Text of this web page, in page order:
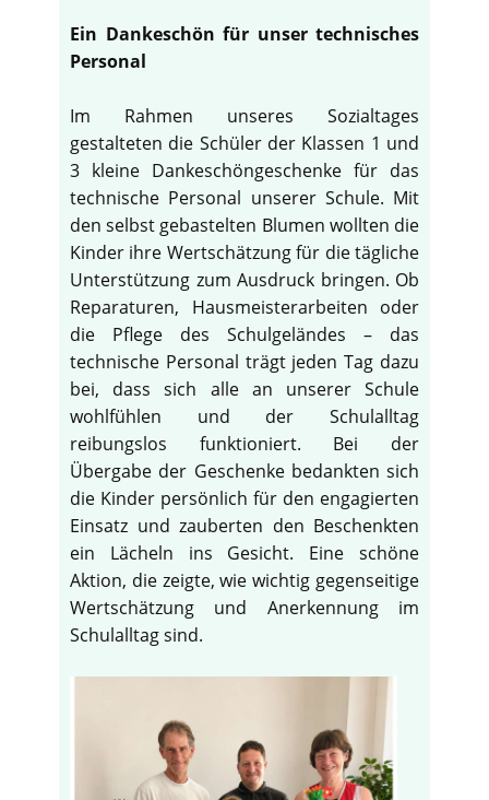
Ein Dankeschön für unser technisches
Personal
Im Rahmen unseres Sozialtages
gestalteten die Schüler der Klassen 1 und
3 kleine Dankeschöngeschenke für das
technische Personal unserer Schule. Mit
den selbst gebastelten Blumen wollten die
Kinder ihre Wertschätzung für die tägliche
Unterstützung zum Ausdruck bringen. Ob
Reparaturen, Hausmeisterarbeiten oder
die Pflege des Schulgeländes – das
technische Personal trägt jeden Tag dazu
bei, dass sich alle an unserer Schule
wohlfühlen und der Schulalltag
reibungslos funktioniert. Bei der
Übergabe der Geschenke bedankten sich
die Kinder persönlich für den engagierten
Einsatz und zauberten den Beschenkten
ein Lächeln ins Gesicht. Eine schöne
Aktion, die zeigte, wie wichtig gegenseitige
Wertschätzung und Anerkennung im
Schulalltag sind.